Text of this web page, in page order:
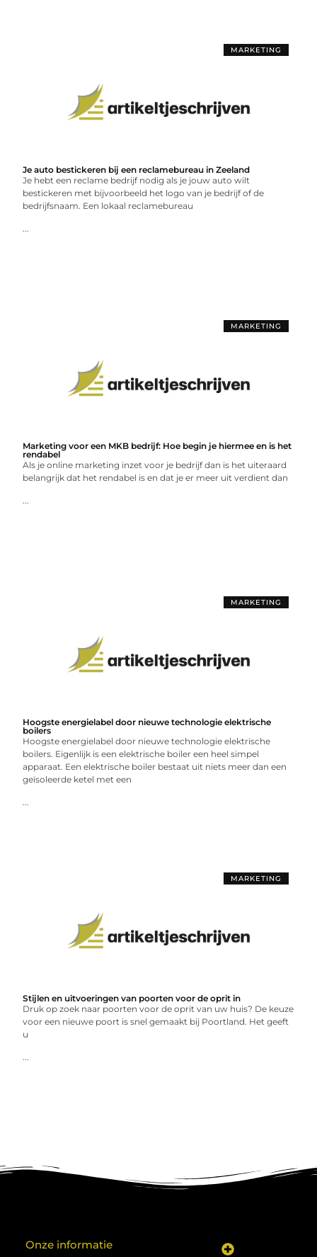
MARKETING
Je auto bestickeren bij een reclamebureau in Zeeland
Je hebt een reclame bedrijf nodig als je jouw auto wilt
bestickeren met bijvoorbeeld het logo van je bedrijf of de
bedrijfsnaam. Een lokaal reclamebureau
...
MARKETING
Marketing voor een MKB bedrijf: Hoe begin je hiermee en is het
rendabel
Als je online marketing inzet voor je bedrijf dan is het uiteraard
belangrijk dat het rendabel is en dat je er meer uit verdient dan
...
MARKETING
Hoogste energielabel door nieuwe technologie elektrische
boilers
Hoogste energielabel door nieuwe technologie elektrische
boilers. Eigenlijk is een elektrische boiler een heel simpel
apparaat. Een elektrische boiler bestaat uit niets meer dan een
geïsoleerde ketel met een
...
MARKETING
Stijlen en uitvoeringen van poorten voor de oprit in
Druk op zoek naar poorten voor de oprit van uw huis? De keuze
voor een nieuwe poort is snel gemaakt bij Poortland. Het geeft
u
...
Onze informatie